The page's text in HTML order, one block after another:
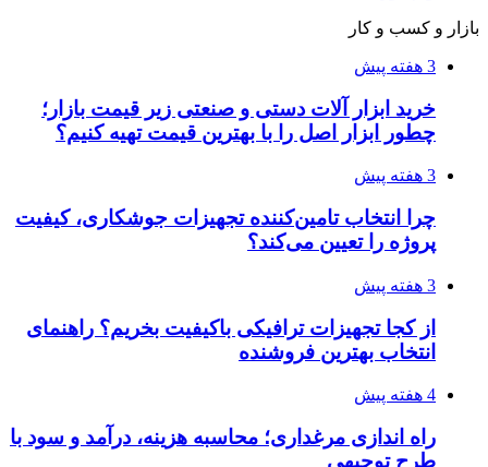
بازار و کسب و کار
3 هفته پیش
خرید ابزار آلات دستی و صنعتی زیر قیمت بازار؛
چطور ابزار اصل را با بهترین قیمت تهیه کنیم؟
3 هفته پیش
چرا انتخاب تامین‌کننده تجهیزات جوشکاری، کیفیت
پروژه را تعیین می‌کند؟
3 هفته پیش
از کجا تجهیزات ترافیکی باکیفیت بخریم؟ راهنمای
انتخاب بهترین فروشنده
4 هفته پیش
راه اندازی مرغداری؛ محاسبه هزینه، درآمد و سود با
طرح توجیهی